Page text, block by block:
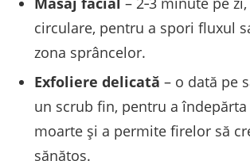
circulare, pentru a spori fluxul
zona sprâncelor.
Exfoliere delicată – o dată pe
un scrub fin, pentru a
moarte și a permite firelor să
sănătos.